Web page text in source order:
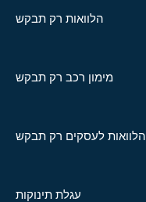
הלוואות רק תבקש
מימון רכב רק תבקש
הלוואות לעסקים רק תבקש
עגלת תינוקות